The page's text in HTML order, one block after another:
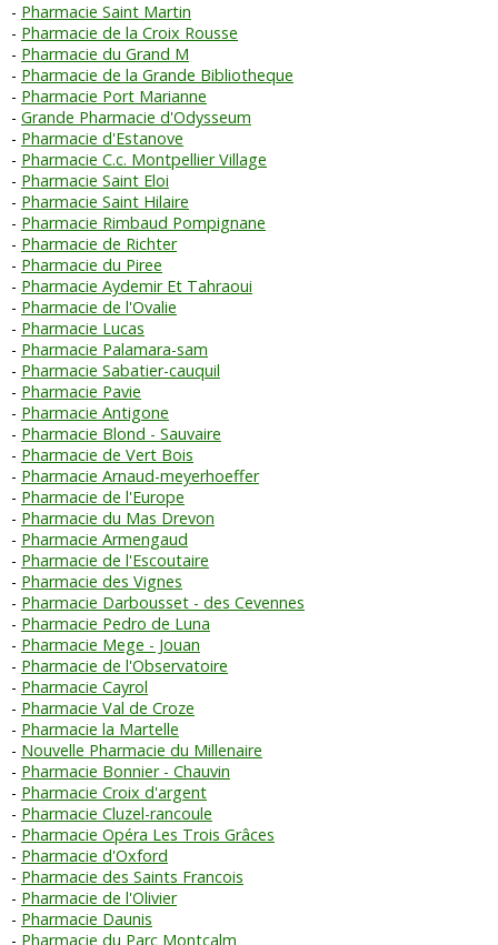
Pharmacie Saint Martin
Pharmacie de la Croix Rousse
Pharmacie du Grand M
Pharmacie de la Grande Bibliotheque
Pharmacie Port Marianne
Grande Pharmacie d'Odysseum
Pharmacie d'Estanove
Pharmacie C.c. Montpellier Village
Pharmacie Saint Eloi
Pharmacie Saint Hilaire
Pharmacie Rimbaud Pompignane
Pharmacie de Richter
Pharmacie du Piree
Pharmacie Aydemir Et Tahraoui
Pharmacie de l'Ovalie
Pharmacie Lucas
Pharmacie Palamara-sam
Pharmacie Sabatier-cauquil
Pharmacie Pavie
Pharmacie Antigone
Pharmacie Blond - Sauvaire
Pharmacie de Vert Bois
Pharmacie Arnaud-meyerhoeffer
Pharmacie de l'Europe
Pharmacie du Mas Drevon
Pharmacie Armengaud
Pharmacie de l'Escoutaire
Pharmacie des Vignes
Pharmacie Darbousset - des Cevennes
Pharmacie Pedro de Luna
Pharmacie Mege - Jouan
Pharmacie de l'Observatoire
Pharmacie Cayrol
Pharmacie Val de Croze
Pharmacie la Martelle
Nouvelle Pharmacie du Millenaire
Pharmacie Bonnier - Chauvin
Pharmacie Croix d'argent
Pharmacie Cluzel-rancoule
Pharmacie Opéra Les Trois Grâces
Pharmacie d'Oxford
Pharmacie des Saints Francois
Pharmacie de l'Olivier
Pharmacie Daunis
Pharmacie du Parc Montcalm